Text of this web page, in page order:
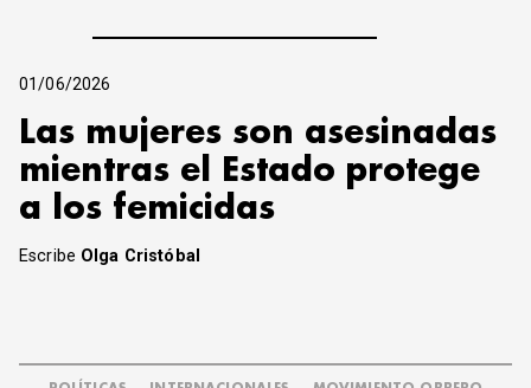
01/06/2026
Las mujeres son asesinadas
mientras el Estado protege
a los femicidas
Escribe Olga Cristóbal